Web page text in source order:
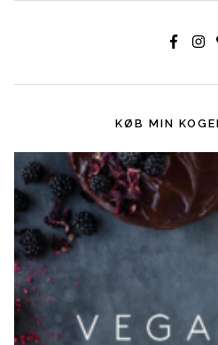
KØB MIN